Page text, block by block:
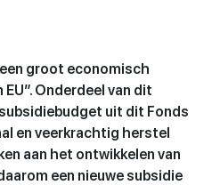
groot economisch
Onderdeel van dit
uit dit Fonds
en veerkrachtig herstel
aan het ontwikkelen van
een nieuwe subsidie